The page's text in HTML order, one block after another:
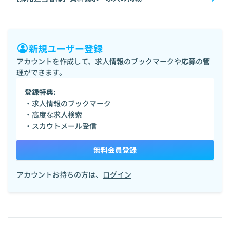
新規ユーザー登録
アカウントを作成して、求人情報のブックマークや応募の管
理ができます。
登録特典:
・求人情報のブックマーク
・高度な求人検索
・スカウトメール受信
無料会員登録
アカウントお持ちの方は、 ログイン